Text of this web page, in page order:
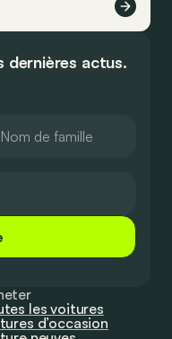
dernières actus.
les voitures
d’occasion